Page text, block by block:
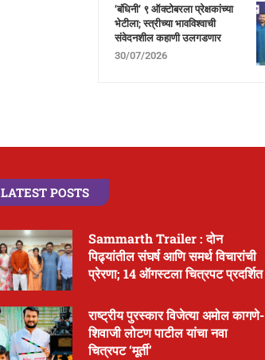
‘बंधिनी’ ९ ऑक्टोबरला प्रेक्षकांच्या
भेटीला; स्त्रीच्या भावविश्वाची
संवेदनशील कहाणी उलगडणार
30/07/2026
LATEST POSTS
Sammarth Trailer : दोन
पिढ्यांतील संघर्ष आणि समर्थ विचारांची
प्रेरणा; 14 ऑगस्टला चित्रपट प्रदर्शित
राष्ट्रीय पुरस्कार विजेत्या अमोल कागणे-
शिवाजी लोटण पाटील यांचा नवा
चित्रपट ‘मूर्ती’